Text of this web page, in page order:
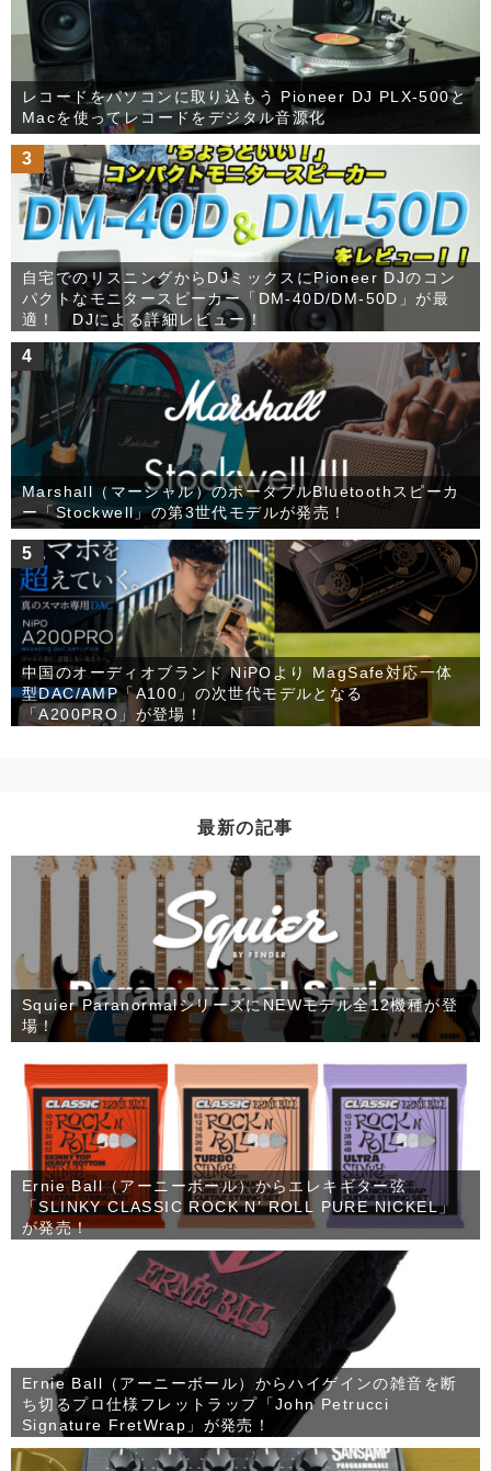
レコードをパソコンに取り込もう Pioneer DJ PLX-500と
Macを使ってレコードをデジタル音源化
3
自宅でのリスニングからDJミックスにPioneer DJのコン
パクトなモニタースピーカー「DM-40D/DM-50D」が最
適！ DJによる詳細レビュー！
4
Marshall（マーシャル）のポータブルBluetoothスピーカ
ー「Stockwell」の第3世代モデルが発売！
5
中国のオーディオブランド NiPOより MagSafe対応一体
型DAC/AMP「A100」の次世代モデルとなる
「A200PRO」が登場！
最新の記事
Squier ParanormalシリーズにNEWモデル全12機種が登
場！
Ernie Ball（アーニーボール）からエレキギター弦
「SLINKY CLASSIC ROCK N’ ROLL PURE NICKEL」
が発売！
Ernie Ball（アーニーボール）からハイゲインの雑音を断
ち切るプロ仕様フレットラップ「John Petrucci
Signature FretWrap」が発売！